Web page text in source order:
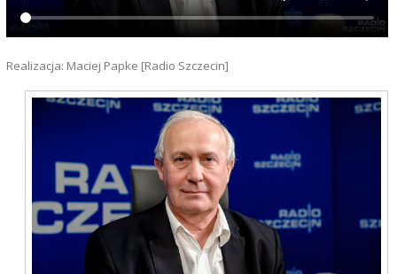
Realizacja: Maciej Papke [Radio Szczecin]